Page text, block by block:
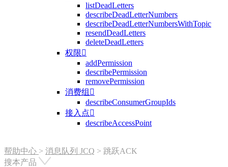
listDeadLetters
describeDeadLetterNumbers
describeDeadLetterNumbersWithTopic
resendDeadLetters
deleteDeadLetters
权限
addPermission
describePermission
removePermission
消费组 
describeConsumerGroupIds
接入点
describeAccessPoint
帮助中心 > 消息队列 JCQ > 跳跃ACK
搜本产品